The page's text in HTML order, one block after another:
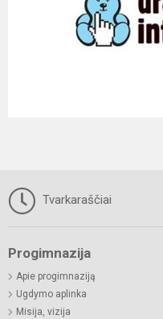
Tvarkaraščiai
Progimnazija
Apie progimnaziją
Ugdymo aplinka
Misija, vizija